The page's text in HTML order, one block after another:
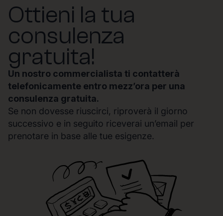
Ottieni la tua
consulenza
gratuita!
Un nostro commercialista ti contatterà
telefonicamente entro mezz’ora per una
consulenza gratuita.
Se non dovesse riuscirci, riproverà il giorno
successivo e in seguito riceverai un’email per
prenotare in base alle tue esigenze.